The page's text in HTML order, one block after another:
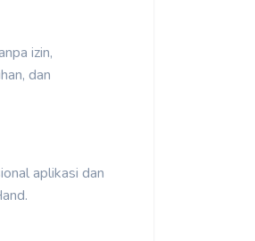
izin,
dan
aplikasi dan